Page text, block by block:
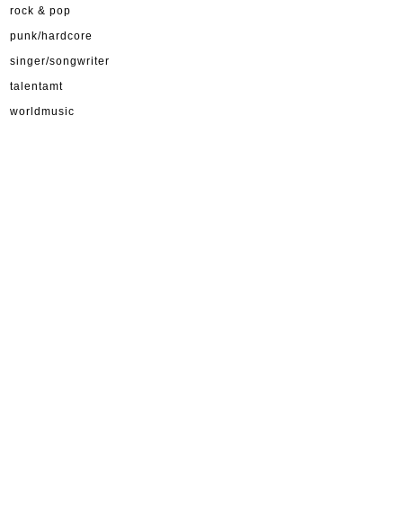
rock & pop
punk/hardcore
singer/songwriter
talentamt
worldmusic